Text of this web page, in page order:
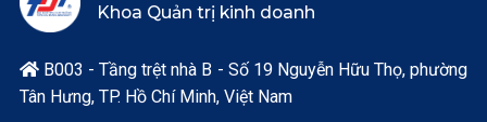
Khoa Quản trị kinh doanh
B003 - Tầng trệt nhà B - Số 19 Nguyễn Hữu Thọ, phường
Tân Hưng, TP. Hồ Chí Minh, Việt Nam